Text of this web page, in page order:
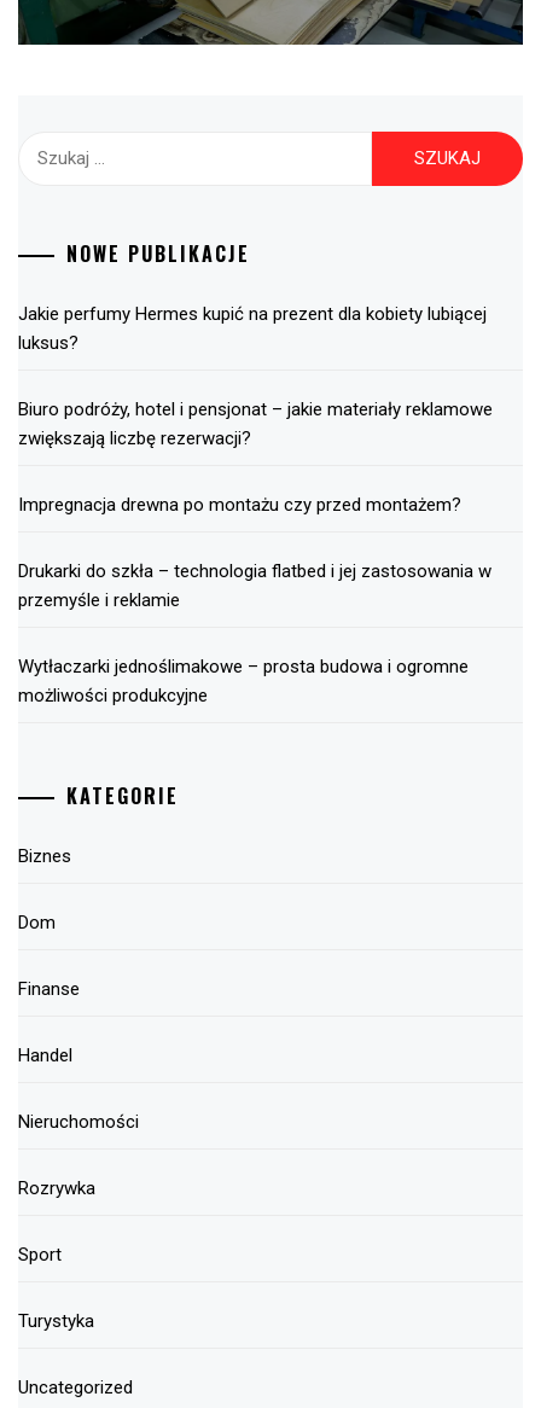
Szukaj:
NOWE PUBLIKACJE
Jakie perfumy Hermes kupić na prezent dla kobiety lubiącej
luksus?
Biuro podróży, hotel i pensjonat – jakie materiały reklamowe
zwiększają liczbę rezerwacji?
Impregnacja drewna po montażu czy przed montażem?
Drukarki do szkła – technologia flatbed i jej zastosowania w
przemyśle i reklamie
Wytłaczarki jednoślimakowe – prosta budowa i ogromne
możliwości produkcyjne
KATEGORIE
Biznes
Dom
Finanse
Handel
Nieruchomości
Rozrywka
Sport
Turystyka
Uncategorized